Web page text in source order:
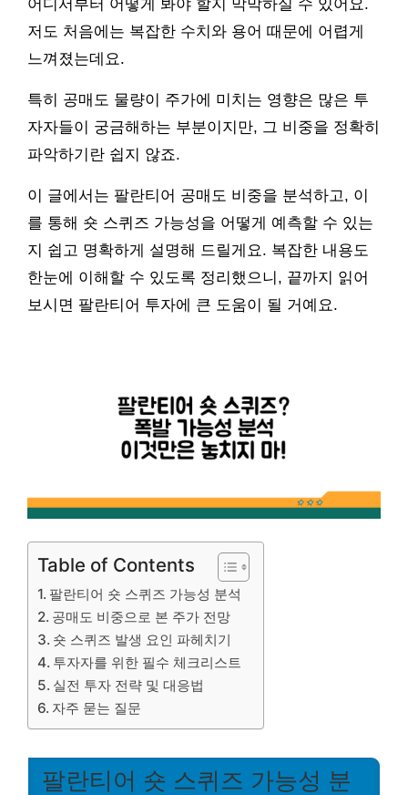
어디서부터 어떻게 봐야 할지 막막하실 수 있어요.
저도 처음에는 복잡한 수치와 용어 때문에 어렵게
느껴졌는데요.
특히 공매도 물량이 주가에 미치는 영향은 많은 투
자자들이 궁금해하는 부분이지만, 그 비중을 정확히
파악하기란 쉽지 않죠.
이 글에서는 팔란티어 공매도 비중을 분석하고, 이
를 통해 숏 스퀴즈 가능성을 어떻게 예측할 수 있는
지 쉽고 명확하게 설명해 드릴게요. 복잡한 내용도
한눈에 이해할 수 있도록 정리했으니, 끝까지 읽어
보시면 팔란티어 투자에 큰 도움이 될 거예요.
Table of Contents
팔란티어 숏 스퀴즈 가능성 분석
공매도 비중으로 본 주가 전망
숏 스퀴즈 발생 요인 파헤치기
투자자를 위한 필수 체크리스트
실전 투자 전략 및 대응법
자주 묻는 질문
팔란티어 숏 스퀴즈 가능성 분